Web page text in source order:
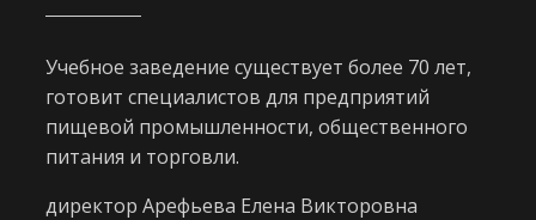
Учебное заведение существует более 70 лет,
готовит специалистов для предприятий
пищевой промышленности, общественного
питания и торговли.
директор Арефьева Елена Викторовна